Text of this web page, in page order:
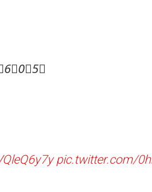
pic.twitter.com/